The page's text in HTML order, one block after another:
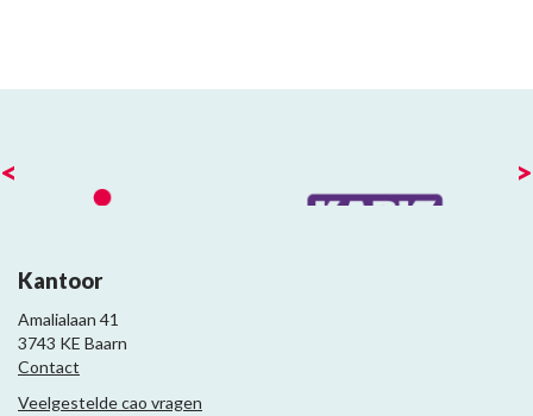
< >
Kantoor
Amalialaan 41
3743 KE Baarn
Contact
Veelgestelde cao vragen